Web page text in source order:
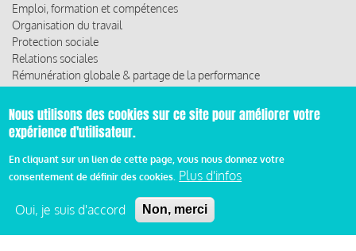
Emploi, formation et compétences
Organisation du travail
Protection sociale
Relations sociales
Rémunération globale & partage de la performance
Vie économique, RSE & solidarité
ACCÈS RAPIDE
Les abonnements
Les ressources
Nous utilisons des cookies sur ce site pour améliorer votre
expérience d'utilisateur.
En cliquant sur un lien de cette page, vous nous donnez votre
consentement de définir des cookies. Plus d'infos
Oui, je suis d'accord Non, merci